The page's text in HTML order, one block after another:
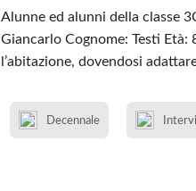
Alunne ed alunni della classe
Giancarlo Cognome: Testi
l’abitazione, dovendosi
Decennale